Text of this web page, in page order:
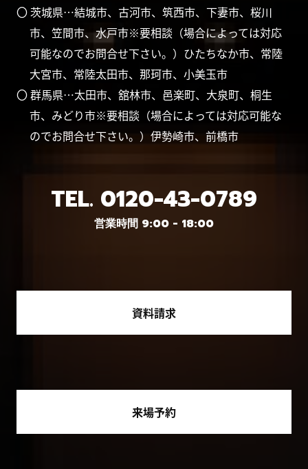
〇 茨城県…結城市、古河市、筑西市、下妻市、桜川
市、笠間市、水戸市※要相談（場合によっては対応
可能なのでお問合せ下さい。）ひたちなか市、常陸
大宮市、常陸太田市、那珂市、小美玉市
〇 群馬県…太田市、舘林市、邑楽町、大泉町、桐生
市、みどり市※要相談（場合によっては対応可能な
のでお問合せ下さい。）伊勢崎市、前橋市
TEL. 0120-43-0789
営業時間 9:00 - 18:00
資料請求
来場予約